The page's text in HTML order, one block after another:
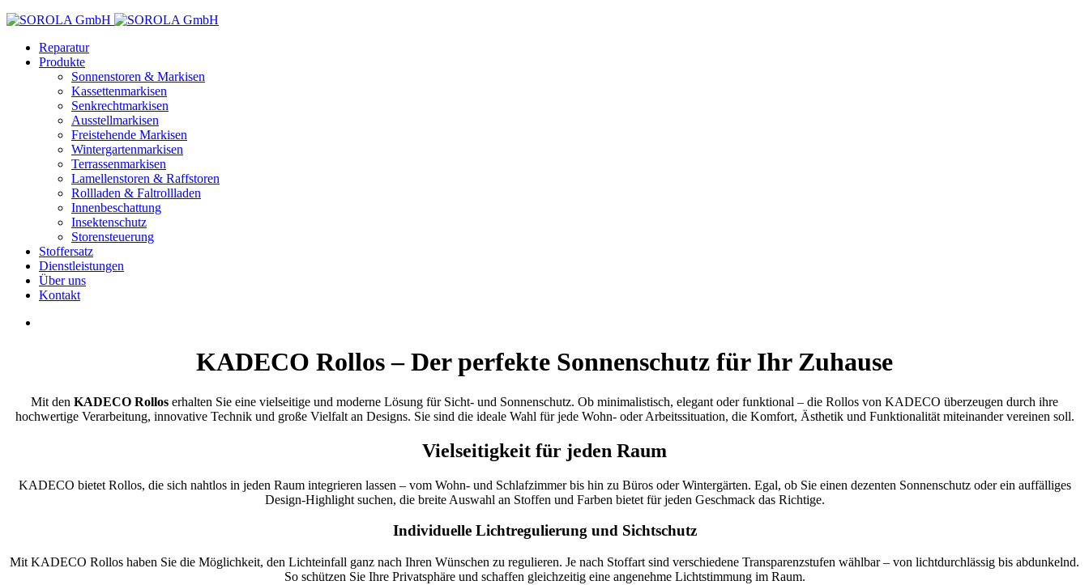
Reparatur
Produkte
Sonnenstoren & Markisen
Kassettenmarkisen
Senkrechtmarkisen
Ausstellmarkisen
Freistehende Markisen
Wintergartenmarkisen
Terrassenmarkisen
Lamellenstoren & Raffstoren
Rollladen & Faltrollladen
Innenbeschattung
Insektenschutz
Storensteuerung
Stoffersatz
Dienstleistungen
Über uns
Kontakt
KADECO Rollos – Der perfekte Sonnenschutz für Ihr Zuhause
Mit den KADECO Rollos erhalten Sie eine vielseitige und moderne Lösung für Sicht- und Sonnenschutz. Ob minimalistisch, elegant oder funktional – die Rollos von KADECO überzeugen durch ihre
hochwertige Verarbeitung, innovative Technik und große Vielfalt an Designs. Sie sind die ideale Wahl für jede Wohn- oder Arbeitssituation, die Komfort, Ästhetik und Funktionalität miteinander vereinen soll.
Vielseitigkeit für jeden Raum
KADECO bietet Rollos, die sich nahtlos in jeden Raum integrieren lassen – vom Wohn- und Schlafzimmer bis hin zu Büros oder Wintergärten. Egal, ob Sie einen dezenten Sonnenschutz oder ein auffälliges
Design-Highlight suchen, die breite Auswahl an Stoffen und Farben bietet für jeden Geschmack das Richtige.
Individuelle Lichtregulierung und Sichtschutz
Mit KADECO Rollos haben Sie die Möglichkeit, den Lichteinfall ganz nach Ihren Wünschen zu regulieren. Je nach Stoffart sind verschiedene Transparenzstufen wählbar – von lichtdurchlässig bis abdunkelnd.
So schützen Sie Ihre Privatsphäre und schaffen gleichzeitig eine angenehme Lichtstimmung im Raum.